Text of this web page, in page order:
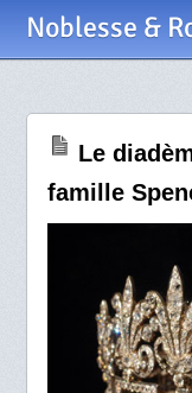
Noblesse &
Le
famille